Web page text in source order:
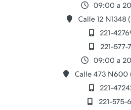
09:00 a
Calle 12 N1348
221-
221-577-
09:00 a
Calle 473 N600
221-
221-575-